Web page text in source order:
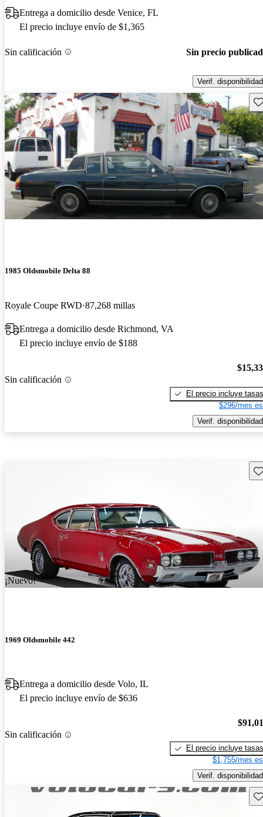
Entrega a domicilio desde Venice, FL
El precio incluye envío de $1,365
Sin calificación Sin precio
Verif. disponibilidad
1985 Oldsmobile Delta 88
Royale Coupe RWD 87,268 millas
Entrega a domicilio desde Richmond, VA
El precio incluye envío de $188
Sin calificación
El precio incluye tasas
$296/mes
Verif. disponibilidad
¡Nuevo!
1969 Oldsmobile 442
Entrega a domicilio desde Volo, IL
El precio incluye envío de $636
Sin calificación
El precio incluye tasas
$1,755/mes
Verif. disponibilidad